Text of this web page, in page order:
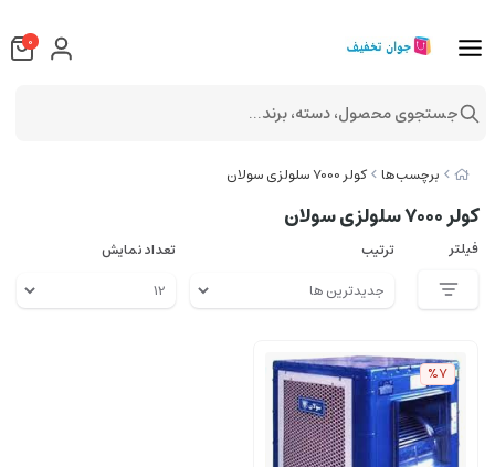
برچسب‌ها کولر 7000 سلولزی سولان
کولر 7000 سلولزی سولان
فیلتر ترتیب تعداد نمایش
%7
0
جستجوی محصول، دسته، برند...